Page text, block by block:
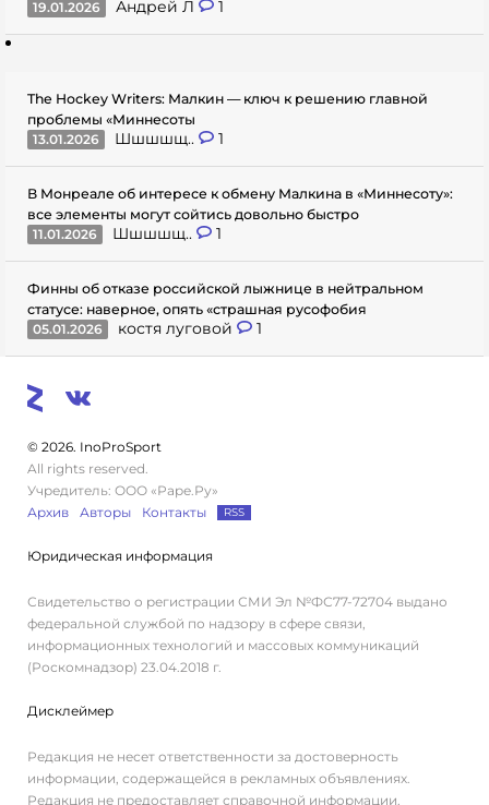
19.01.2026
Андрей Л 1
The Hockey Writers: Малкин — ключ к решению главной
проблемы «Миннесоты
13.01.2026
Шшшшщ.. 1
В Монреале об интересе к обмену Малкина в «Миннесоту»:
все элементы могут сойтись довольно быстро
11.01.2026
Шшшшщ.. 1
Финны об отказе российской лыжнице в нейтральном
статусе: наверное, опять «страшная русофобия
05.01.2026
костя луговой 1
© 2026. InoProSport
All rights reserved.
Учредитель: ООО «Раре.Ру»
Архив
Авторы Контакты RSS
Юридическая информация
Свидетельство о регистрации СМИ Эл №ФС77-72704 выдано
федеральной службой по надзору в сфере связи,
информационных технологий и массовых коммуникаций
(Роскомнадзор) 23.04.2018 г.
Дисклеймер
Редакция не несет ответственности за достоверность
информации, содержащейся в рекламных объявлениях.
Редакция не предоставляет справочной информации.